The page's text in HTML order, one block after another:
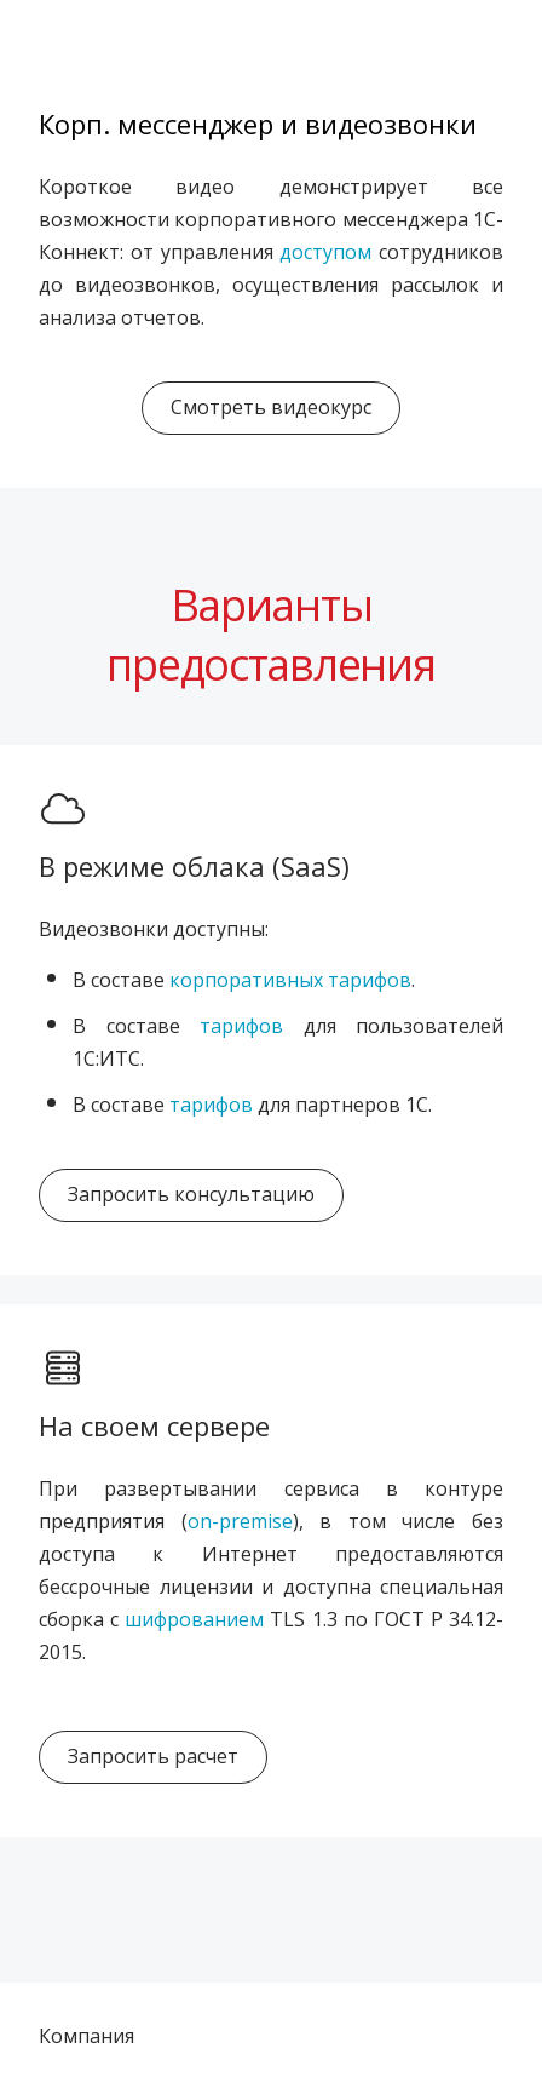
Корп. мессенджер и видеозвонки
Короткое видео демонстрирует все
возможности корпоративного мессенджера 1С-
Коннект: от управлениядоступом сотрудников
до видеозвонков, осуществления рассылок и
анализа отчетов.
Смотреть видеокурс
Варианты
предоставления
В режиме облака (SaaS)
Видеозвонки доступны:
В составе корпоративных тарифов.
В составе тарифов для пользователей
1С:ИТС.
В составе тарифов для партнеров 1С.
Запросить консультацию
На своем сервере
При развертывании сервиса в контуре
предприятия (on-premise), в том числе без
доступа к Интернет предоставляются
бессрочные лицензии и доступна специальная
сборка с шифрованием TLS 1.3 по ГОСТ Р 34.12-
2015.
Запросить расчет
Компания